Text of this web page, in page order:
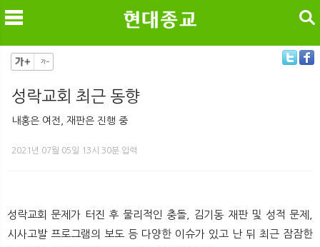
메
검색
성락교회 최근 동향
내홍은 여전, 재판은 진행 중
2021년 07월 05일 13시 30분 입력
성락교회 문제가 터진 후 물리적인 충돌, 김기동 재판 및 성적 문제,
시사고발 프로그램의 보도 등 다양한 이슈가 있고 난 뒤 최근 잠잠한